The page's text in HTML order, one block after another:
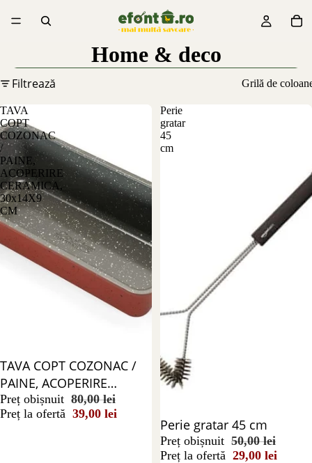
Home & deco
Filtrează Grilă de
TAVA
COPT
COZONAC
/
PAINE,
ACOPERIRE
CERAMICA,
30x14X9
CM
Reducere 51%
TAVA COPT COZONAC /
PAINE, ACOPERIRE
CERAMICA, 30x14X9 CM
Preț obișnuit 80,00 lei
Preț la ofertă 39,00 lei
Perie
gratar
45
cm
Reducere 42%
Perie gratar 45 cm
Preț obișnuit 50,00 lei
Preț la ofertă 29,00 lei